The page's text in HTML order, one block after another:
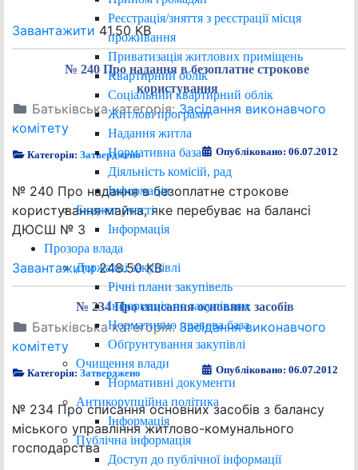
Реєстрація/зняття з реєстрації місця
проживання
Приватизація житлових приміщень
Квартирний облік
Соціальний квартирний облік
Житлові програми
Надання житла
Нормативна база
Діяльність комісій, рад
Інформація
Бюджет участі
Інформація
Прозора влада
Державні закупівлі
Річні плани закупівель
Інформація по закупівлям
Нормативно правова база
Обґрунтування закупівлі
Очищення влади
Нормативні документи
Антикорупційна політика
Інформація
Публічна інформація
Доступ до публічної інформації
Завантажити 41.50 KB
№ 240 Про надання в безоплатне строкове
користування
Батьківська категорія:Засідання виконавчого
комітету
Категорія:Затверджено Опубліковано: 06.07.2012
№ 240 Про надання в безоплатне строкове
користування майна, яке перебуває на балансі
ДЮСШ № 3
Завантажити248.50 KB
№ 234 Про списання основних засобів
Батьківська категорія: Засідання виконавчого
комітету
Категорія:Затверджено Опубліковано: 06.07.2012
№ 234 Про списання основних засобів з балансу
міського управління житлово-комунального
господарства